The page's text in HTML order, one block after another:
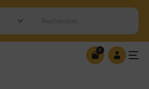
Rechercher…
0